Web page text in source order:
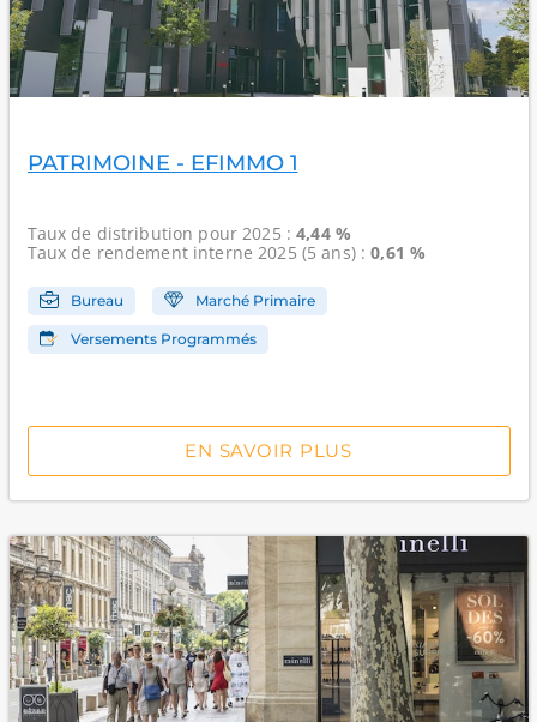
PATRIMOINE - EFIMMO 1
Taux de distribution pour 2025 :4,44 %
Taux de rendement interne2025 (5 ans) :0,61 %
Bureau Marché Primaire
Versements Programmés
EN SAVOIR PLUS